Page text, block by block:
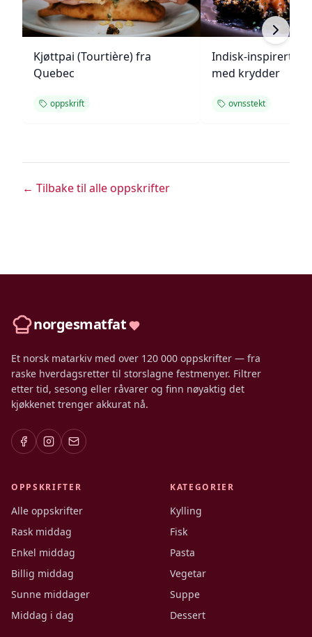
Kjøttpai (Tourtière) fra
Quebec
oppskrift
Indisk-inspirert
med krydder
ovnsstekt
← Tilbake til alle oppskrifter
norgesmatfat
Et norsk matarkiv med over 120 000 oppskrifter — fra
raske hverdagsretter til storslagne festmenyer. Filtrer
etter tid, sesong eller råvarer og finn nøyaktig det
kjøkkenet trenger akkurat nå.
OPPSKRIFTER
Alle oppskrifter
Rask middag
Enkel middag
Billig middag
Sunne middager
Middag i dag
KATEGORIER
Kylling
Fisk
Pasta
Vegetar
Suppe
Dessert